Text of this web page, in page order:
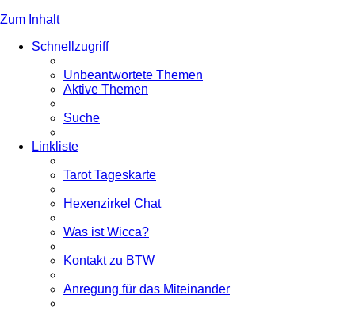
Zum Inhalt
Schnellzugriff
Unbeantwortete Themen
Aktive Themen
Suche
Linkliste
Tarot Tageskarte
Hexenzirkel Chat
Was ist Wicca?
Kontakt zu BTW
Anregung für das Miteinander